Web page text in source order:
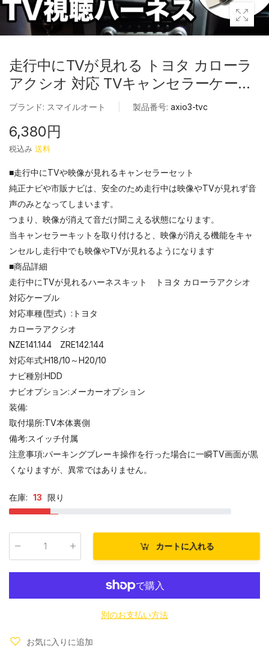
走行中にTVが見れる トヨタ カローラ
アクシオ 対応 TVキャンセラーケーブ
ル
ブランド: スマイルオート 製品番号: axio3-tvc
6,380円
税込み 送料
■走行中にTVや映像が見れるキャンセラーセット
純正ナビや市販ナビは、安全のため走行中は映像やTVが見れず音
声のみとなってしまいます。
つまり、映像が消えて音だけ聞こえる状態になります。
当キャンセラーキットを取り付けると、映像が消える機能をキャ
ンセルし走行中でも映像やTVが見れるようになります
■商品詳細
走行中にTVが見れるハーネスキット トヨタ カローラアクシオ
対応ケーブル
対応車種(型式）:トヨタ
カローラアクシオ
NZE141.144 ZRE142.144
対応年式:H18/10～H20/10
ナビ種別:HDD
ナビオプション:メーカーオプション
装備:
取付場所:TV本体裏側
備考:スイッチ付属
注意事項:パーキングブレーキ操作を行った場合に一瞬TV画面が黒
くなりますが、異常ではありません。
在庫: 13 限り
カートに入れる
別のお支払い方法
お気に入りに追加